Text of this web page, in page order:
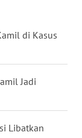
di Kasus
Jadi
Libatkan